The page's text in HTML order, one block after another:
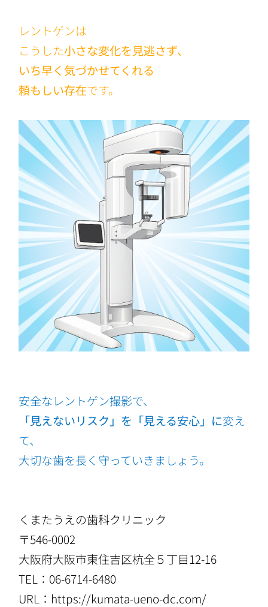
レントゲンは
こうした小さな変化を見逃さず、
いち早く気づかせてくれる
頼もしい存在です。
安全なレントゲン撮影で、
「見えないリスク」を「見える安心」に変え
て、
大切な歯を長く守っていきましょう。
くまたうえの歯科クリニック
〒546-0002
大阪府大阪市東住吉区杭全５丁目12-16
TEL：06-6714-6480
URL： https://kumata-ueno-dc.com/